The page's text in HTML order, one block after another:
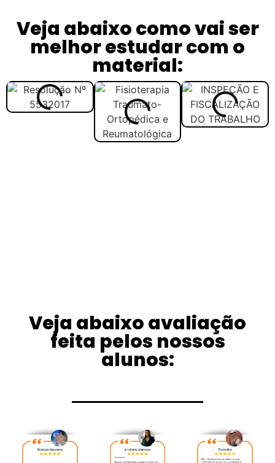
Veja abaixo como vai ser
melhor estudar com o
material:
Veja abaixo avaliação
feita pelos nossos
alunos: